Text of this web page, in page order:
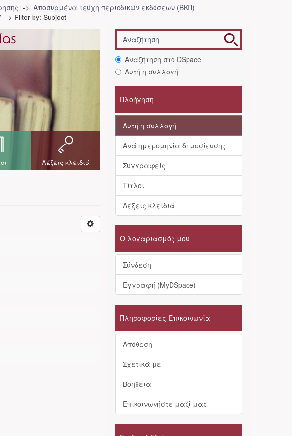
Αποσυρμένα τεύχη περιοδικών εκδόσεων (ΒΚΠ)
Filter by: Subject
Λέξεις κλειδιά
Αναζήτηση στο DSpace
Αυτή η συλλογή
Πλοήγηση
Αυτή η συλλογή
Ανά ημερομηνία δημοσίευσης
Συγγραφείς
Τίτλοι
Λέξεις κλειδιά
Ο λογαριασμός μου
Σύνδεση
Εγγραφή (MyDSpace)
Πληροφορίες-Επικοινωνία
Απόθεση
Σχετικά με
Βοήθεια
Επικοινωνήστε μαζί μας